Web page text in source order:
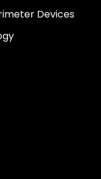
Devices